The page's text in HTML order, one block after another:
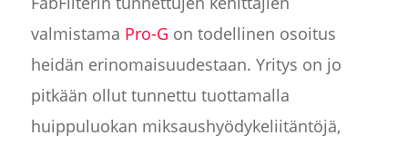
valmistama Pro-G on todellinen osoitus
heidän erinomaisuudestaan. Yritys on jo
pitkään ollut tunnettu tuottamalla
huippuluokan miksaushyödykeliitäntöjä,